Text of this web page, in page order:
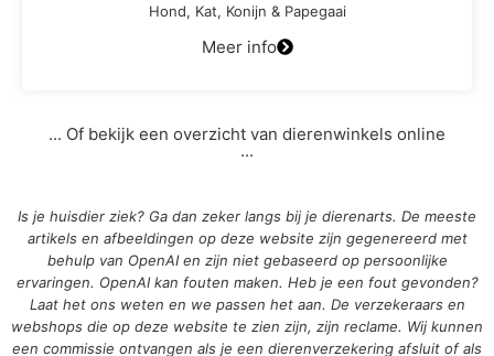
Hond, Kat, Konijn & Papegaai
Meer info
... Of bekijk een overzicht van dierenwinkels online
...
Is je huisdier ziek? Ga dan zeker langs bij je dierenarts. De meeste
artikels en afbeeldingen op deze website zijn gegenereerd met
behulp van OpenAI en zijn niet gebaseerd op persoonlijke
ervaringen. OpenAI kan fouten maken. Heb je een fout gevonden?
Laat het ons weten en we passen het aan. De verzekeraars en
webshops die op deze website te zien zijn, zijn reclame. Wij kunnen
een commissie ontvangen als je een dierenverzekering afsluit of als